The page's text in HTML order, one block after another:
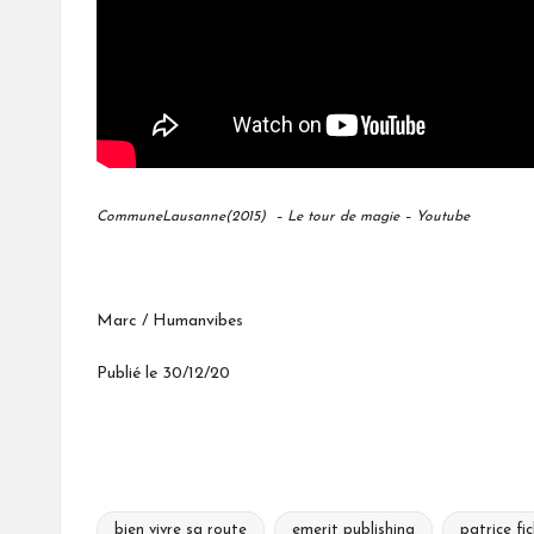
CommuneLausanne(2015) – Le tour de magie – Youtube
Marc / Humanvibes
Publié le 30/12/20
bien vivre sa route emerit publishing patrice